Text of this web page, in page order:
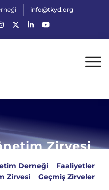
info@tkyd.org
Zirvesi
Derneği Faaliyetler
Zirvesi
Geçmiş Zirveler